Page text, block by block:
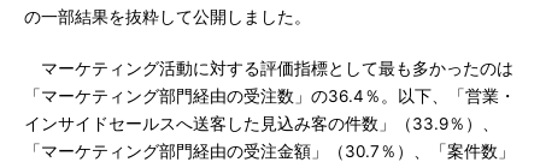
の一部結果を抜粋して公開しました。
マーケティング活動に対する評価指標として最も多かったのは
「マーケティング部門経由の受注数」の36.4％。以下、「営業・
インサイドセールスへ送客した見込み客の件数」（33.9％）、
「マーケティング部門経由の受注金額」（30.7％）、「案件数」